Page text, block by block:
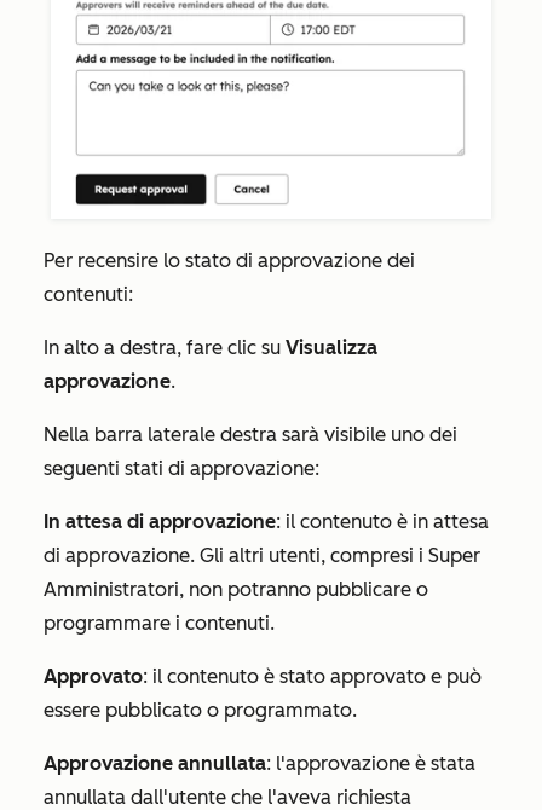
Per recensire lo stato di approvazione dei
contenuti:
In alto a destra, fare clic su Visualizza
approvazione.
Nella barra laterale destra sarà visibile uno dei
seguenti stati di approvazione:
In attesa di approvazione: il contenuto è in attesa
di approvazione. Gli altri utenti, compresi i Super
Amministratori, non potranno pubblicare o
programmare i contenuti.
Approvato: il contenuto è stato approvato e può
essere pubblicato o programmato.
Approvazione annullata: l'approvazione è stata
annullata dall'utente che l'aveva richiesta